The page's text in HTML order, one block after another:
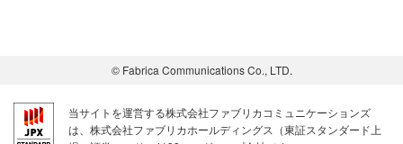
© Fabrica Communications Co., LTD.
当サイトを運営する株式会社ファブリカコミュニケーションズ
は、株式会社ファブリカホールディングス（東証スタンダード上